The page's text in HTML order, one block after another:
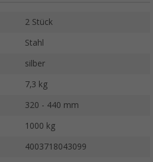
2 Stück
Stahl
silber
7,3 kg
320 - 440 mm
1000 kg
4003718043099